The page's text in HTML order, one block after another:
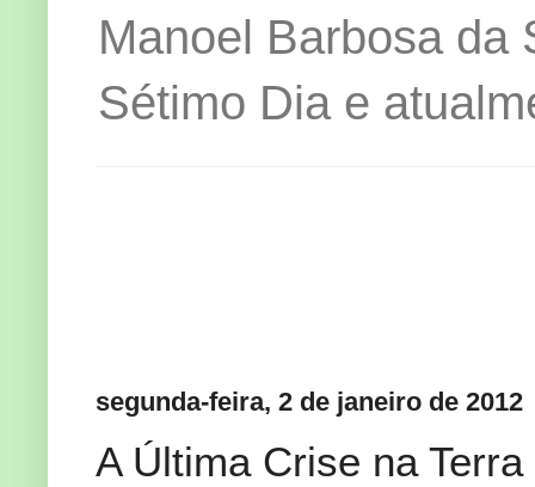
Manoel Barbosa da
Sétimo Dia e
segunda-feira, 2 de janeiro de 2012
A Última Crise na Terra